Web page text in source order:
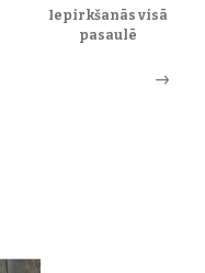
Iepirkšanās visā
pasaulē